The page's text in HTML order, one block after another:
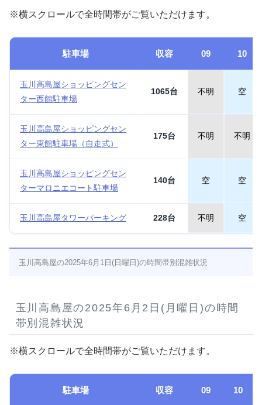
※横スクロールで全時間帯がご覧いただけます。
駐車場 収容 09 10
玉川高島屋ショッピングセン
ター西館駐車場
1065台 不明 空
玉川高島屋ショッピングセン
ター東館駐車場（自走式）
175台 不明 不明
玉川高島屋ショッピングセン
ターマロニエコート駐車場
140台 空 空
玉川高島屋タワーパーキング 228台 不明 空
玉川高島屋の2025年6月1日(日曜日)の時間帯別混雑状況
玉川高島屋の2025年6月2日(月曜日)の時間
帯別混雑状況
※横スクロールで全時間帯がご覧いただけます。
駐車場 収容 09 10